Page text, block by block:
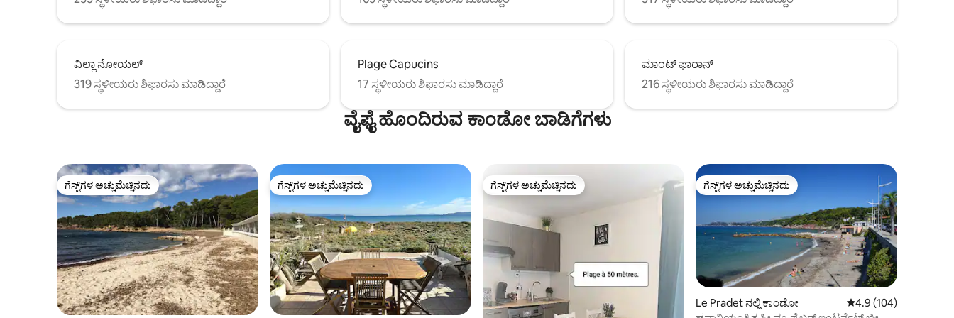
ವಿಲ್ಲಾ ನೋಯಲ್
319 ಸ್ಥಳೀಯರು ಶಿಫಾರಸು ಮಾಡಿದ್ದಾರೆ
Plage Capucins
17 ಸ್ಥಳೀಯರು ಶಿಫಾರಸು ಮಾಡಿದ್ದಾರೆ
ಮಾಂಟ್ ಫಾರಾನ್
216 ಸ್ಥಳೀಯರು ಶಿಫಾರಸು ಮಾಡಿದ್ದಾರೆ
ವೈಫೈ ಹೊಂದಿರುವ ಕಾಂಡೋ ಬಾಡಿಗೆಗಳು
ಗೆಸ್ಟ್‌ಗಳ ಅಚ್ಚುಮೆಚ್ಚಿನದು
ಗೆಸ್ಟ್‌ಗಳ ಅಚ್ಚುಮೆಚ್ಚಿನದು ಗೆಸ್ಟ್‌ಗಳ ಅಚ್ಚುಮೆಚ್ಚಿನದು
ಗೆಸ್ಟ್‌ಗಳ ಅಚ್ಚುಮೆಚ್ಚಿನದು ಗೆಸ್ಟ್‌ಗಳ ಅಚ್ಚುಮೆಚ್ಚಿನದು
ಗೆಸ್ಟ್‌ಗಳ ಅಚ್ಚುಮೆಚ್ಚಿನದು ಗೆಸ್ಟ್‌ಗಳ ಅಚ್ಚುಮೆಚ್ಚಿನದು
ಗೆಸ್ಟ್‌ಗಳ ಅಚ್ಚುಮೆಚ್ಚಿನದು
Le Pradet ನಲ್ಲಿ ಕಾಂಡೋ 5 ರಲ್ಲಿ 4.9 ಸರಾಸರಿ
4.9 (104)